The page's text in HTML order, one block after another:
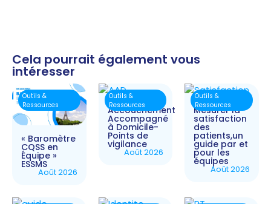
Cela pourrait également vous
intéresser
« Baromètre
CQSS en
Équipe »
ESSMS
Août 2026
Outils &
Ressources
Accouchement
Accompagné
à Domicile-
Points de
vigilance
Août 2026
Outils &
Ressources
Mesurer la
satisfaction
des
patients,un
guide par et
pour les
équipes
Août 2026
Outils &
Ressources